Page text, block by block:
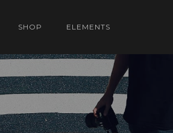
SHOP ELEMENTS